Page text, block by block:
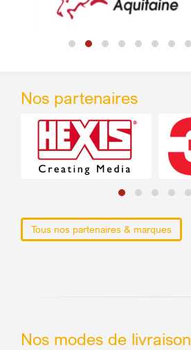
Nos partenaires
Tous nos partenaires & marques
Nos modes de livraison